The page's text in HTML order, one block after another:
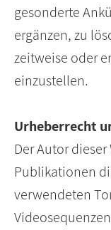
gesonderte
ergänzen, zu
zeitweise oder
einzustellen.
Urheberrecht
Der Autor
Publikationen
verwendeten